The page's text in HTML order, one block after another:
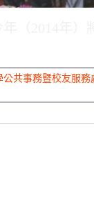
（2014年
公共事務暨校友服務